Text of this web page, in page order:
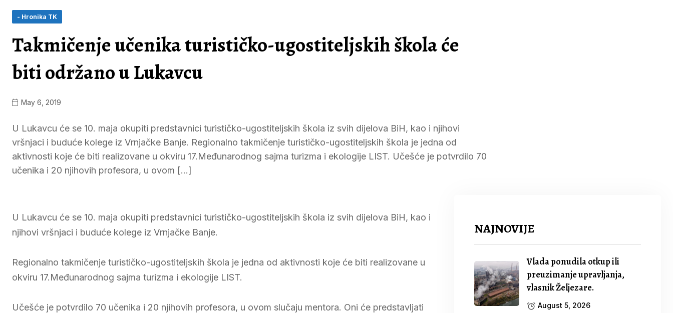
- Hronika TK
Takmičenje učenika turističko-ugostiteljskih škola će
biti održano u Lukavcu
May 6, 2019
U Lukavcu će se 10. maja okupiti predstavnici turističko-ugostiteljskih škola iz svih dijelova BiH, kao i njihovi
vršnjaci i buduće kolege iz Vrnjačke Banje. Regionalno takmičenje turističko-ugostiteljskih škola je jedna od
aktivnosti koje će biti realizovane u okviru 17.Međunarodnog sajma turizma i ekologije LIST. Učešće je potvrdilo 70
učenika i 20 njihovih profesora, u ovom […]
U Lukavcu će se 10. maja okupiti predstavnici turističko-ugostiteljskih škola iz svih dijelova BiH, kao i
njihovi vršnjaci i buduće kolege iz Vrnjačke Banje.
Regionalno takmičenje turističko-ugostiteljskih škola je jedna od aktivnosti koje će biti realizovane u
okviru 17.Međunarodnog sajma turizma i ekologije LIST.
Učešće je potvrdilo 70 učenika i 20 njihovih profesora, u ovom slučaju mentora. Oni će predstavljati
NAJNOVIJE
Vlada ponudila otkup ili
preuzimanje upravljanja,
vlasnik Željezare.
August 5, 2026